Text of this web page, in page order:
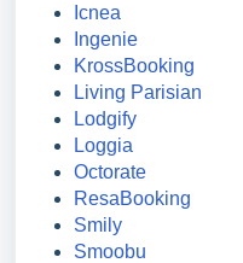
Icnea
Ingenie
KrossBooking
Living Parisian
Lodgify
Loggia
Octorate
ResaBooking
Smily
Smoobu